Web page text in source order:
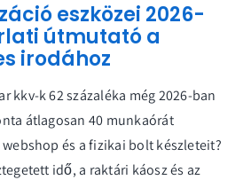
eszközei 2026-
útmutató a
irodához
kkv-k 62 százaléka még 2026-ban
átlagosan 40 munkaórát
és a fizikai bolt készleteit?
idő, a raktári káosz és az